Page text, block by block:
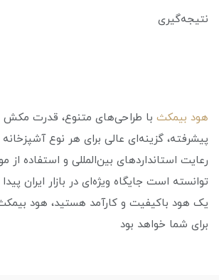
نتیجه‌گیری
هود بیمکث با طراحی‌های متنوع، قدرت مکش
پیشرفته، گزینه‌ای عالی برای هر نوع
رعایت استانداردهای بین‌المللی و استفاده از
توانسته است جایگاه ویژه‌ای در بازار ایران
یک هود باکیفیت و کارآمد هستید، هود
برای شما خواهد بود